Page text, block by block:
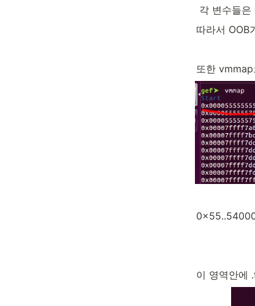
각 변수들
따라서 OOB
또한
이 영역안에